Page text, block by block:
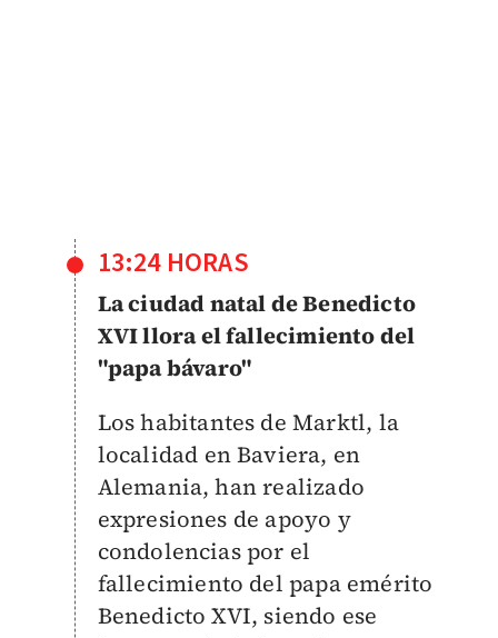
13:24 HORAS
La ciudad natal de Benedicto
XVI llora el fallecimiento del
"papa bávaro"
Los habitantes de Marktl, la
localidad en Baviera, en
Alemania, han realizado
expresiones de apoyo y
condolencias por el
fallecimiento del papa emérito
Benedicto XVI, siendo ese